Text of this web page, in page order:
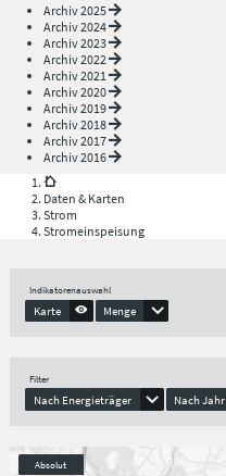
Archiv 2025
Archiv 2024
Archiv 2023
Archiv 2022
Archiv 2021
Archiv 2020
Archiv 2019
Archiv 2018
Archiv 2017
Archiv 2016
Daten & Karten
Strom
Stromeinspeisung
Indikatorenauswahl
Karte Menge
Filter
Nach Energieträger Nach Jahr
Absolut